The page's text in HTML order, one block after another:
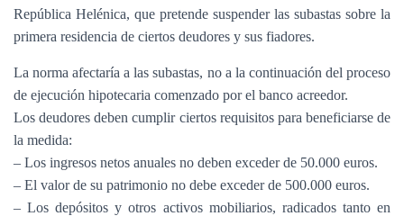
República Helénica, que pretende suspender las subastas sobre la
primera residencia de ciertos deudores y sus fiadores.
La norma afectaría a las subastas, no a la continuación del proceso
de ejecución hipotecaria comenzado por el banco acreedor.
Los deudores deben cumplir ciertos requisitos para beneficiarse de
la medida:
– Los ingresos netos anuales no deben exceder de 50.000 euros.
– El valor de su patrimonio no debe exceder de 500.000 euros.
– Los depósitos y otros activos mobiliarios, radicados tanto en